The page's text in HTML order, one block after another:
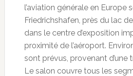
l’aviation générale en Europe
Friedrichshafen, près du lac
dans le centre d’exposition
proximité de l’aéroport.
sont prévus, provenant d’une
Le salon couvre tous les